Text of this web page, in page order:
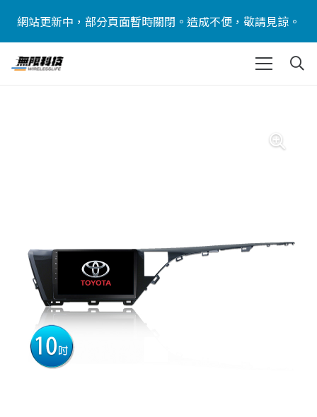
網站更新中，部分頁面暫時關閉。造成不便，敬請見諒。